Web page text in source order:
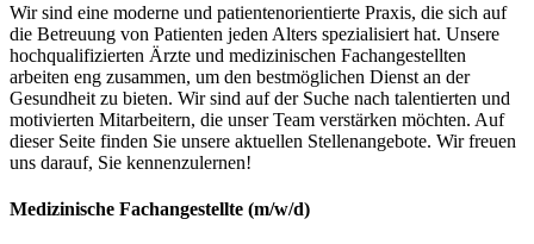
Wir sind eine moderne und patientenorientierte Praxis, die sich auf
die Betreuung von Patienten jeden Alters spezialisiert hat. Unsere
hochqualifizierten Ärzte und medizinischen Fachangestellten
arbeiten eng zusammen, um den bestmöglichen Dienst an der
Gesundheit zu bieten. Wir sind auf der Suche nach talentierten und
motivierten Mitarbeitern, die unser Team verstärken möchten. Auf
dieser Seite finden Sie unsere aktuellen Stellenangebote. Wir freuen
uns darauf, Sie kennenzulernen!
Medizinische Fachangestellte (m/w/d)